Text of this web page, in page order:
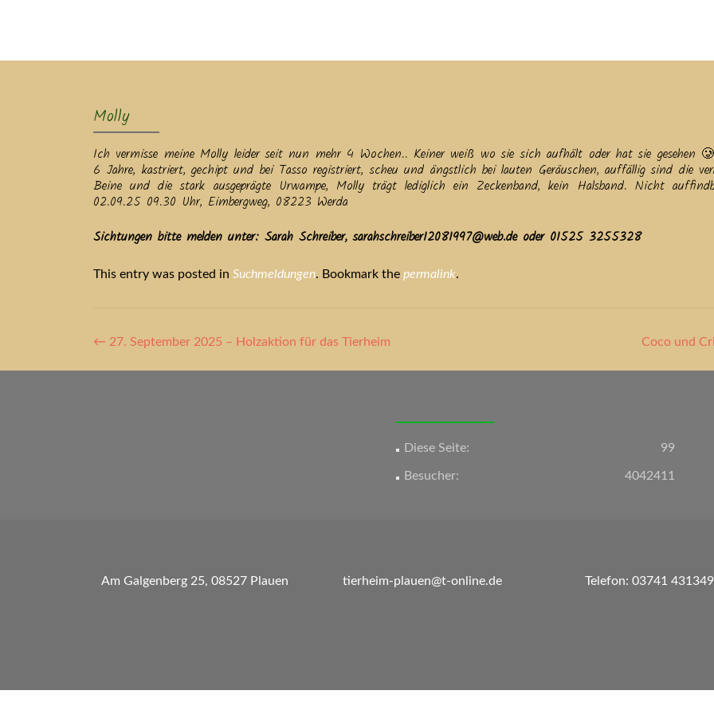
Molly
Ich vermisse meine Molly leider seit nun mehr 4 Wochen.. Keiner weiß wo sie sich aufhält oder hat sie gesehen
6 Jahre, kastriert, gechipt und bei Tasso registriert, scheu und ängstlich bei lauten Geräuschen, auffällig sind die
Beine und die stark ausgeprägte Urwampe, Molly trägt lediglich ein Zeckenband, kein Halsband. Nicht
02.09.25 09.30 Uhr, Eimbergweg, 08223 Werda
Sichtungen bitte melden unter: Sarah Schreiber, sarahschreiber12081997@web.de oder 01525 3255328
This entry was posted in Suchmeldungen. Bookmark the permalink.
Artikel-
Navigation
← 27. September 2025 – Holzaktion für das Tierheim Coco und
99
Diese Seite:
4042411
Besucher:
Am Galgenberg 25, 08527 Plauen tierheim-plauen@t-online.de Telefon: 03741 431349